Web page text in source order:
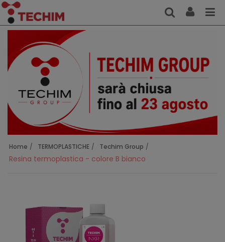
Home TERMOPLASTICHE Techim Group
Resina termoplastica - colore B bianco